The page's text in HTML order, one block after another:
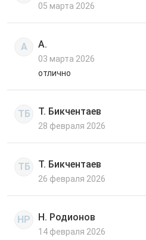
05 марта 2026
А А.
03 марта 2026
отлично
ТБ Т. Бикчентаев
28 февраля 2026
ТБ Т. Бикчентаев
26 февраля 2026
НР Н. Родионов
14 февраля 2026